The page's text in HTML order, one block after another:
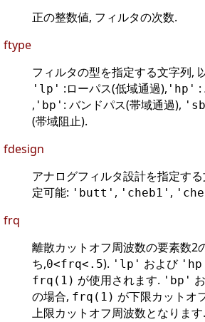
正の整数値, フィルタの次数.
ftype
フィルタの型を指定する文字列,
'lp' :ローパス(低域通過), 'hp' :
, 'bp' : バンドパス(帯域通過),
(帯域阻止).
fdesign
アナログフィルタ設計を指定す
定可能: 'butt' , 'cheb1' ,
frq
離散カットオフ周波数の要素数2
ち,0<frq<.5). 'lp' および
frq(1) が使用されます. 'bp'
の場合, frq(1) が下限カットオ
上限カットオフ周波数となります.